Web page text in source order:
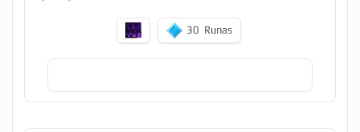
30 Runas